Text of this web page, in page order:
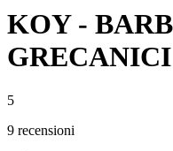
KOY -
GRECANICI
5
9 recensioni